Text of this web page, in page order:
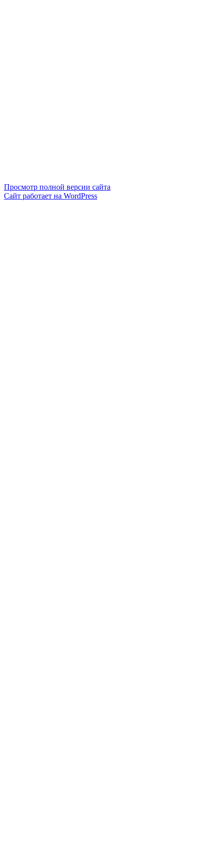
Просмотр полной версии сайта
Сайт работает на WordPress